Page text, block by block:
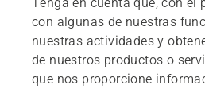
con algunas de nuestras
nuestras actividades y
de nuestros productos o
que nos proporcione